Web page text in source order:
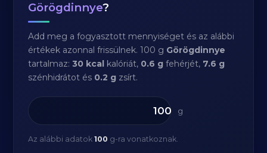
Görögdinnye?
Add meg a fogyasztott mennyiséget és az alábbi
értékek azonnal frissülnek. 100 g Görögdinnye
tartalmaz:30 kcal kalóriát, 0.6 g fehérjét, 7.6 g
szénhidrátot és 0.2 g zsírt.
g
Az alábbi adatok100 g-ra vonatkoznak.